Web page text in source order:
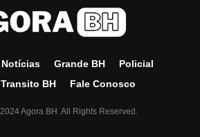
Grande BH
Policial
Transito BH Fale Conosco
Agora BH. All Rights Reserved.